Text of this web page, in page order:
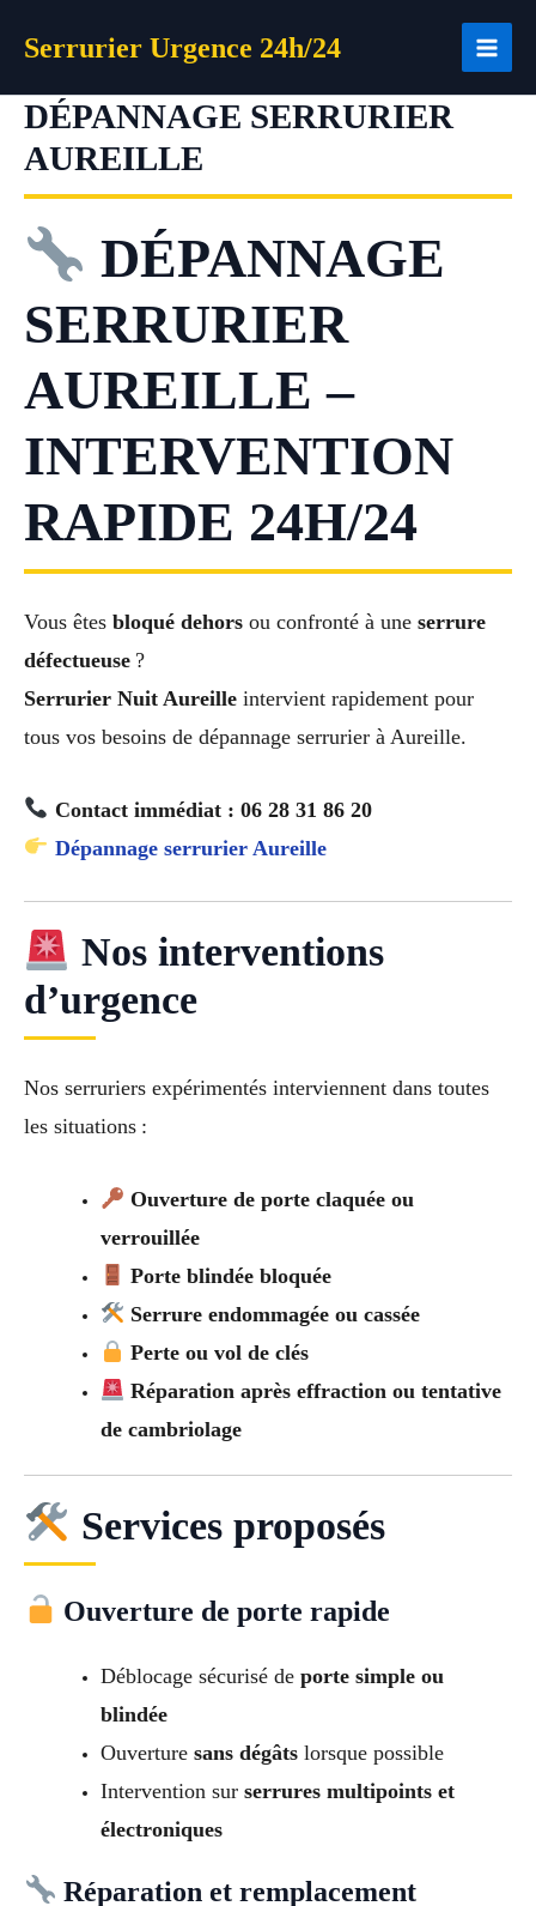
Serrurier Urgence 24h/24
DÉPANNAGE SERRURIER
AUREILLE
DÉPANNAGE
SERRURIER
AUREILLE –
INTERVENTION
RAPIDE 24H/24
Vous êtes bloqué dehors ou confronté à une serrure
défectueuse ?
Serrurier Nuit Aureille intervient rapidement pour
tous vos besoins de dépannage serrurier à Aureille.
Contact immédiat : 06 28 31 86 20
Dépannage serrurier Aureille
Nos interventions
d’urgence
Nos serruriers expérimentés interviennent dans toutes
les situations :
Ouverture de porte claquée ou
verrouillée
Porte blindée bloquée
Serrure endommagée ou cassée
Perte ou vol de clés
Réparation après effraction ou tentative
de cambriolage
Services proposés
Ouverture de porte rapide
Déblocage sécurisé de porte simple ou
blindée
Ouverture sans dégâtslorsque possible
Intervention sur serrures multipoints et
électroniques
Réparation et remplacement